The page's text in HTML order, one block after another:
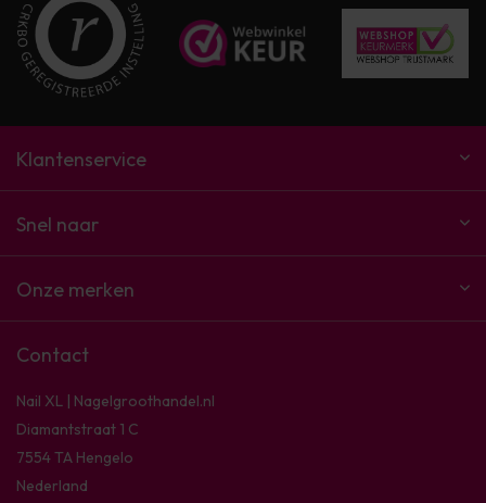
Klantenservice
Snel naar
Onze merken
Contact
Nail XL | Nagelgroothandel.nl
Diamantstraat 1 C
7554 TA Hengelo
Nederland